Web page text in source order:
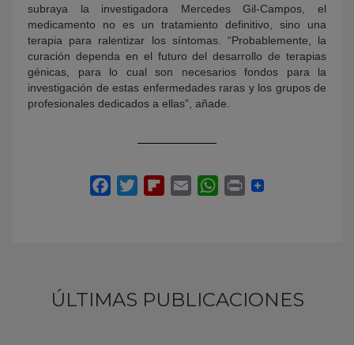
subraya la investigadora Mercedes Gil-Campos, el
medicamento no es un tratamiento definitivo, sino una
terapia para ralentizar los síntomas. “Probablemente, la
curación dependa en el futuro del desarrollo de terapias
génicas, para lo cual son necesarios fondos para la
investigación de estas enfermedades raras y los grupos de
profesionales dedicados a ellas”, añade.
ÚLTIMAS PUBLICACIONES